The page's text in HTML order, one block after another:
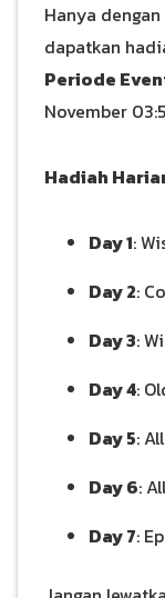
Hanya
dapatkan
Periode
November
Hadiah
Day 1:
Day 2:
Day 3:
Day 4:
Day 5:
Day 6:
Day 7: